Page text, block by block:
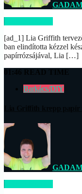
READ MORE
[ad_1] Lia Griffith
ban elindította kézzel
papírrózsájával, Lia […]
Barkács/DIY
READ MORE